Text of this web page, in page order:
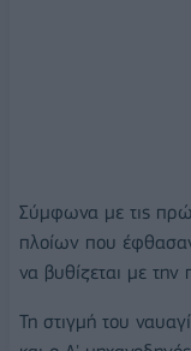
Σύμφωνα με τις
πλοίων που
να βυθίζεται με την
Τη στιγμή του